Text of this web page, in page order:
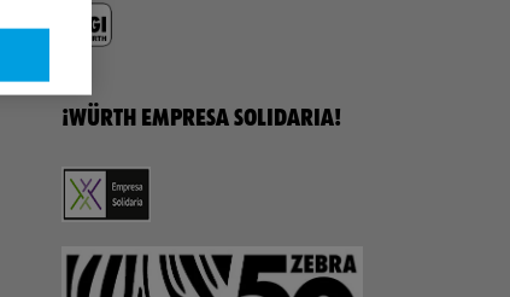
¡WÜRTH EMPRESA SOLIDARIA!